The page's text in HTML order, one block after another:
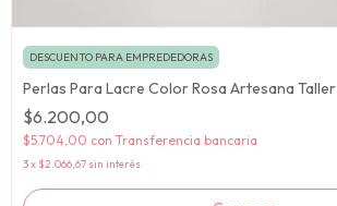
DESCUENTO PARA EMPREDEDORAS
Perlas Para Lacre Color Rosa Artesana Taller
$6.200,00
$5.704,00 con Transferencia bancaria
3x $2.066,67 sin interés